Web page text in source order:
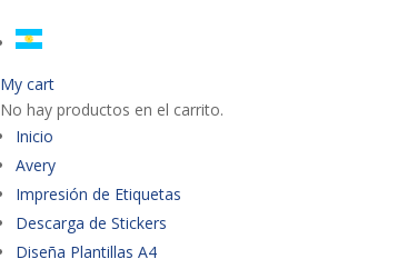
My cart
No hay productos en el carrito.
Inicio
Avery
Impresión de Etiquetas
Descarga de Stickers
Diseña Plantillas A4